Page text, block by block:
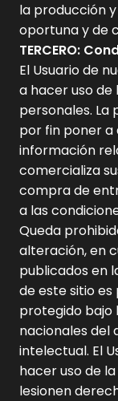
la producción
oportuna y de
TERCERO:
El Usuario de
a hacer uso
personales. La
por fin poner a
información
comercializa
compra de
a las
Queda
alteración, en
publicados en
de este sitio es
protegido bajo
nacionales del
intelectual. El
hacer uso de
lesionen